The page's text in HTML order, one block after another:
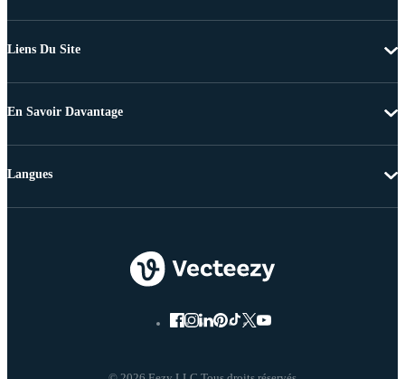
Liens Du Site
En Savoir Davantage
Langues